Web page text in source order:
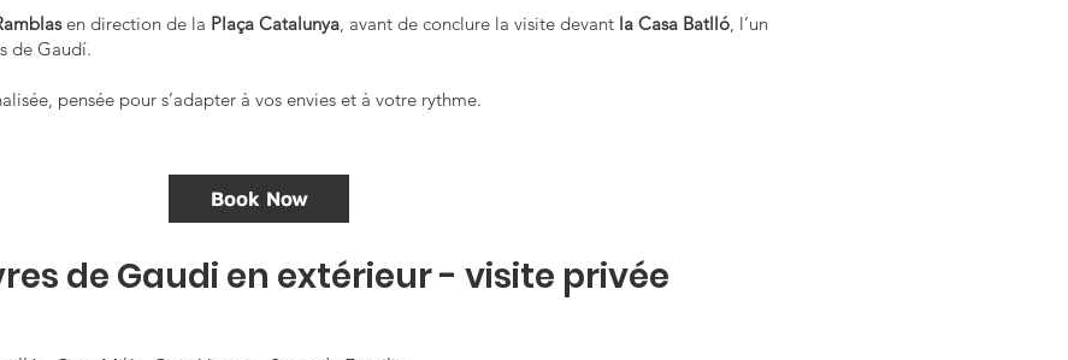
en direction de la Plaça Catalunya, avant de conclure la visite devant la Casa Batlló, l’un
de Gaudí.
pensée pour s’adapter à vos envies et à votre rythme.
Book Now
de Gaudi en extérieur - visite privée